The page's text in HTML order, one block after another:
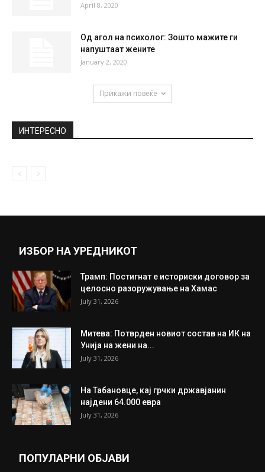
April 8, 2020
Од агол на психолог: Зошто мажите ги
напуштаат жените
January 2, 2020
Прикажи повеќе
ИНТЕРЕСНО
ИЗБОР НА УРЕДНИКОТ
Трамп: Постигнат е историски договор за
целосно разоружување на Хамас
July 31, 2026
Митева: Потврден новиот состав на ИК на
Унија на жени на...
July 31, 2026
На Табановце, кај грчки државјанин
најдени 64.000 евра
July 31, 2026
ПОПУЛАРНИ ОБЈАВИ